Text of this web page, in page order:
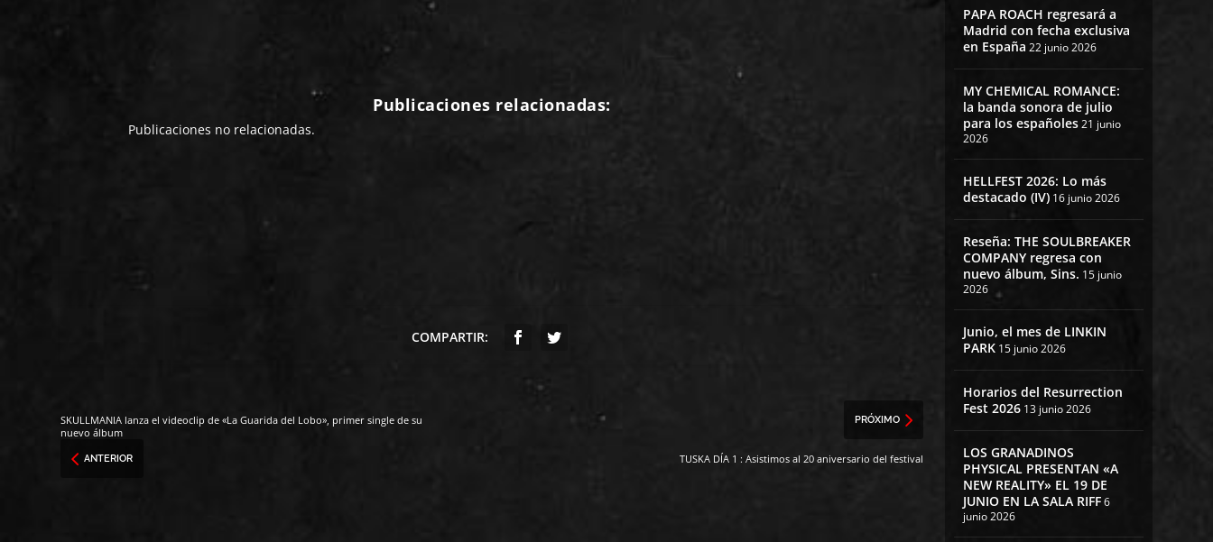
Publicaciones relacionadas:
Publicaciones no relacionadas.
COMPARTIR:
SKULLMANIA lanza el videoclip de «La Guarida del Lobo», primer single de su
nuevo álbum
ANTERIOR
PRÓXIMO
TUSKA DÍA 1 : Asistimos al 20 aniversario del festival
PAPA ROACH regresará a
Madrid con fecha exclusiva
en España 22 junio 2026
MY CHEMICAL ROMANCE:
la banda sonora de julio
para los españoles21 junio
2026
HELLFEST 2026: Lo más
destacado (IV) 16 junio 2026
Reseña: THE SOULBREAKER
COMPANY regresa con
nuevo álbum, Sins. 15 junio
2026
Junio, el mes de LINKIN
PARK 15 junio 2026
Horarios del Resurrection
Fest 2026 13 junio 2026
LOS GRANADINOS
PHYSICAL PRESENTAN «A
NEW REALITY» EL 19 DE
JUNIO EN LA SALA RIFF6
junio 2026